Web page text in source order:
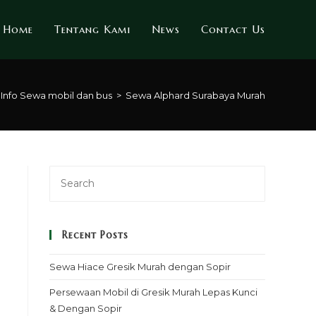
Home Tentang Kami News Contact Us
Info Sewa mobil dan bus > Sewa Alphard Surabaya Murah
Recent Posts
Sewa Hiace Gresik Murah dengan Sopir
Persewaan Mobil di Gresik Murah Lepas Kunci
& Dengan Sopir